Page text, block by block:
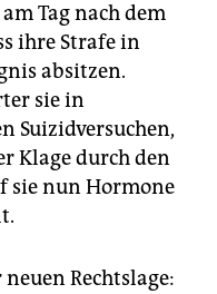
Tag nach dem
ihre Strafe in
absitzen.
sie in
Suizidversuchen,
Klage durch den
sie nun Hormone
Rechtslage: